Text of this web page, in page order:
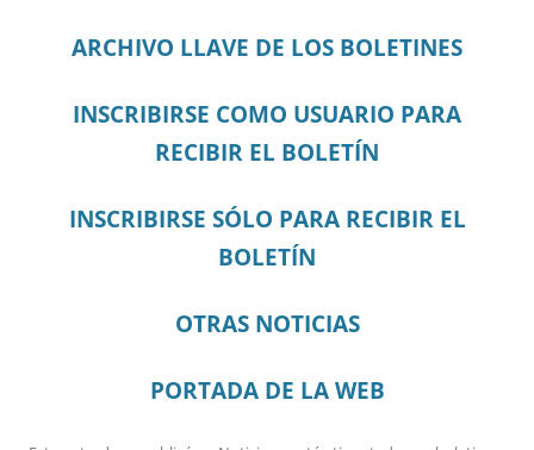
ARCHIVO LLAVE DE LOS BOLETINES
INSCRIBIRSE COMO USUARIO PARA
RECIBIR EL BOLETÍN
INSCRIBIRSE SÓLO PARA RECIBIR EL
BOLETÍN
OTRAS NOTICIAS
PORTADA DE LA WEB